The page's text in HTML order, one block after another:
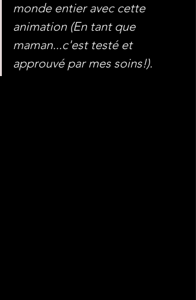
monde entier avec cette
animation (En tant que
maman...c'est testé et
approuvé par mes soins!).